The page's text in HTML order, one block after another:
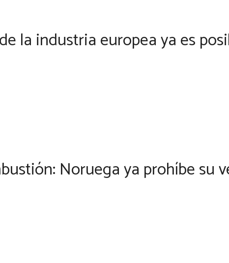
la industria europea ya es
Noruega ya prohíbe su